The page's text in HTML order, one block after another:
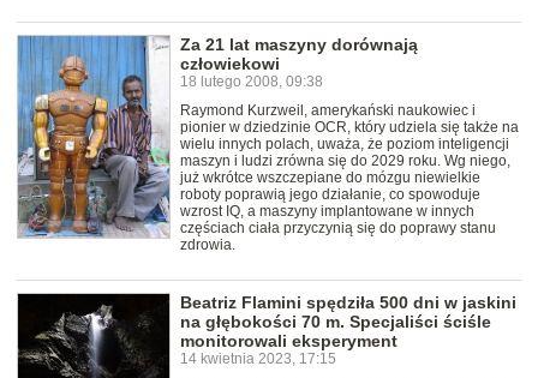
Za 21 lat maszyny dorównają
człowiekowi
18 lutego 2008, 09:38
Raymond Kurzweil, amerykański naukowiec i
pionier w dziedzinie OCR, który udziela się także na
wielu innych polach, uważa, że poziom inteligencji
maszyn i ludzi zrówna się do 2029 roku. Wg niego,
już wkrótce wszczepiane do mózgu niewielkie
roboty poprawią jego działanie, co spowoduje
wzrost IQ, a maszyny implantowane w innych
częściach ciała przyczynią się do poprawy stanu
zdrowia.
Beatriz Flamini spędziła 500 dni w jaskini
na głębokości 70 m. Specjaliści ściśle
monitorowali eksperyment
14 kwietnia 2023, 17:15